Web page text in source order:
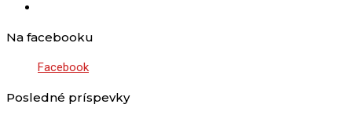
Na facebooku
Facebook
Posledné príspevky